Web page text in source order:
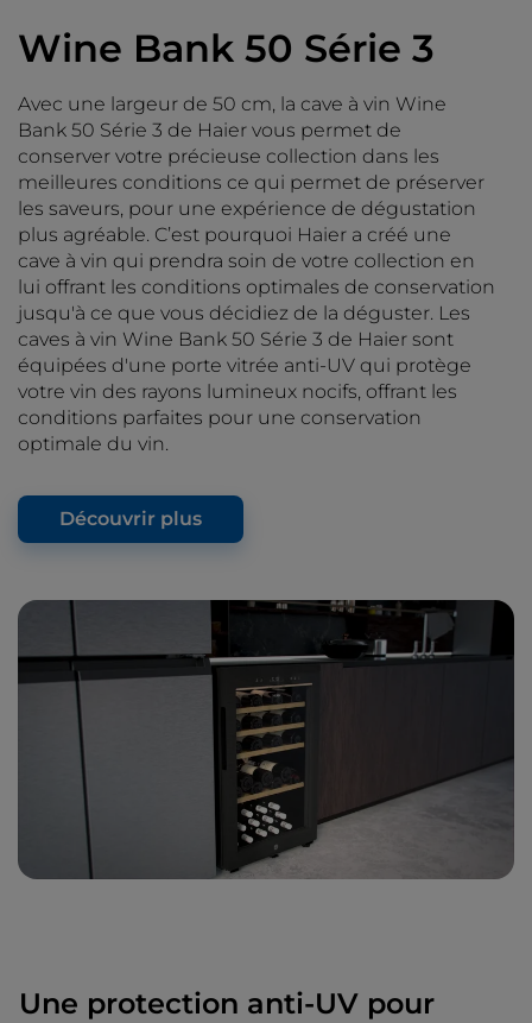
Wine Bank 50 Série 3
Avec une largeur de 50 cm, la cave à vin Wine
Bank 50 Série 3 de Haier vous permet de
conserver votre précieuse collection dans les
meilleures conditions ce qui permet de préserver
les saveurs, pour une expérience de dégustation
plus agréable. C’est pourquoi Haier a créé une
cave à vin qui prendra soin de votre collection en
lui offrant les conditions optimales de conservation
jusqu'à ce que vous décidiez de la déguster. Les
caves à vin Wine Bank 50 Série 3 de Haier sont
équipées d'une porte vitrée anti-UV qui protège
votre vin des rayons lumineux nocifs, offrant les
conditions parfaites pour une conservation
optimale du vin.
Découvrir plus
Une protection anti-UV pour